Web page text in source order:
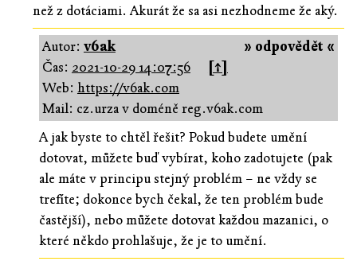
než z dotáciami. Akurát že sa asi nezhodneme že aký.
» odpovědět «
Autor: v6ak
Čas: 2021-10-29 14:07:56
[↑]
Web: https://v6ak.com
Mail: cz.urza v doméně reg.v6ak.com
A jak byste to chtěl řešit? Pokud budete umění
dotovat, můžete buď vybírat, koho zadotujete (pak
ale máte v principu stejný problém – ne vždy se
trefíte; dokonce bych čekal, že ten problém bude
častější), nebo můžete dotovat každou mazanici, o
které někdo prohlašuje, že je to umění.